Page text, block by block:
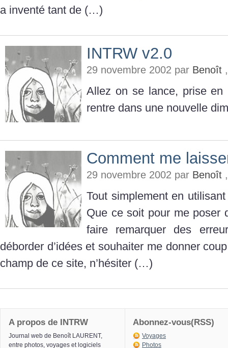
a inventé tant de (…)
INTRW v2.0
29 novembre 2002 par Benoît
Allez on se lance, prise en
rentre dans une nouvelle
Comment me
29 novembre 2002 par Benoît
Tout simplement en
Que ce soit pour me poser
faire remarquer des
déborder d’idées et souhaiter me donner
champ de ce site, n’hésiter (…)
A propos de INTRW
Journal web de Benoît LAURENT,
entre photos, voyages et logiciels
Abonnez-vous(RSS)
Voyages
Photos